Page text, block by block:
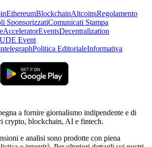
EthereumBlockchainAltcoinsRegolamento
SponsorizzatiComunicati Stampa
AcceleratorEventsDecentralization
Event
Politica EditorialeInformativa
a fornire giornalismo indipendente e di
crypto, blockchain, AI e fintech.
e analisi sono prodotte con piena